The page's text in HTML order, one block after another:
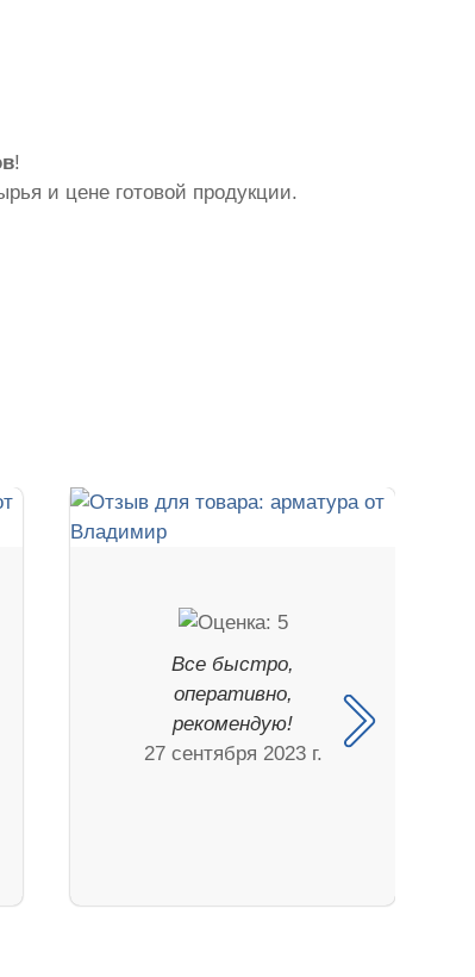
!
и цене готовой продукции.
Все быстро,
оперативно,
рекомендую!
27 сентября 2023 г.